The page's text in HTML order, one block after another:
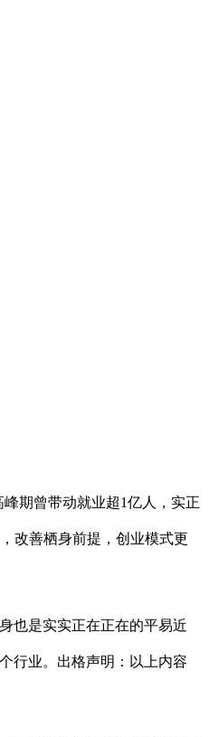
期曾带动就业超1亿人，实正
改善栖身前提，创业模式更
也是实实正在正在的平易近
行业。出格声明：以上内容